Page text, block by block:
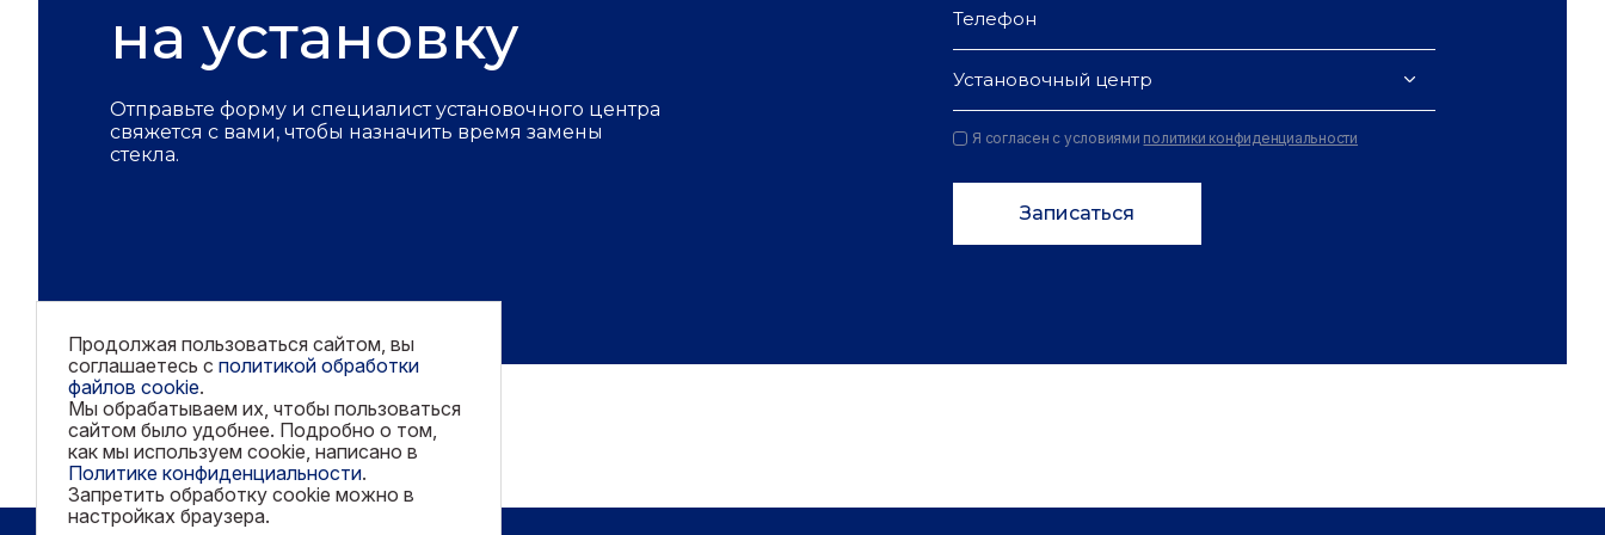
на установку
Отправьте форму и специалист установочного центра
свяжется с вами, чтобы назначить время замены
стекла.
Установочный центр
Я согласен с условиями политики конфиденциальности
Записаться
Продолжая пользоваться сайтом, вы
соглашаетесь с политикой обработки
файлов cookie.
Мы обрабатываем их, чтобы пользоваться
сайтом было удобнее. Подробно о том,
как мы используем cookie, написано в
Политике конфиденциальности.
Запретить обработку cookie можно в
настройках браузера.